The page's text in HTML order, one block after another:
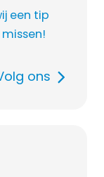
een tip
ons